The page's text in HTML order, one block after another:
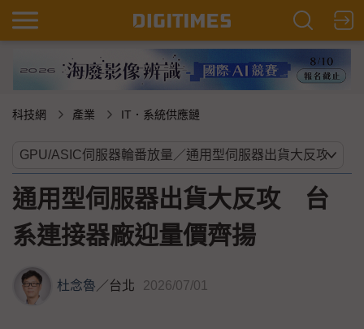
科技網 產業 IT．系統供應鏈
通用型伺服器出貨大反攻 台
系連接器廠迎量價齊揚
杜念魯／台北 2026/07/01